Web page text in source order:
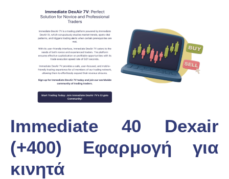
Immediate 40 Dexair
(+400) Εφαρμογή για
κινητά